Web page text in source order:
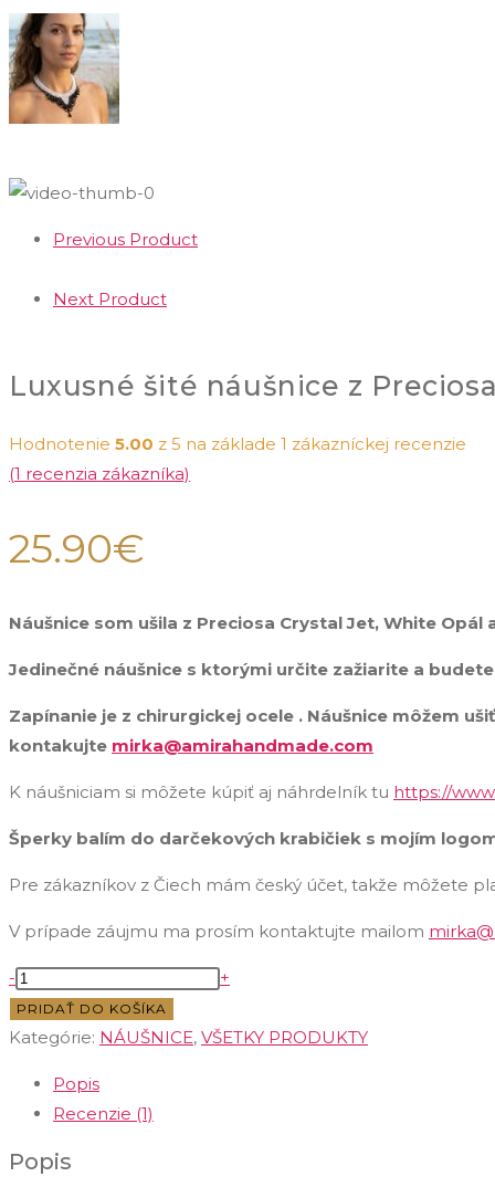
Previous Product
Next Product
Luxusné šité náušnice z
Hodnotenie 5.00 z 5 na základe 1 zákazníckej recenzie
(1 recenzia zákazníka)
25.90€
Náušnice som ušila z Preciosa Crystal Jet, White
Jedinečné náušnice s ktorými určite zažiarite a
Zapínanie je z chirurgickej ocele . Náušnice môžem
kontakujte mirka@amirahandmade.com
K náušniciam si môžete kúpiť aj náhrdelník tu https://
Šperky balím do darčekových krabičiek s mojím
Pre zákazníkov z Čiech mám český účet, takže môžete
V prípade záujmu ma prosím kontaktujte mailom
množstvo
Luxusné
šité
Preciosa
Crystal
- +
PRIDAŤ DO KOŠÍKA
Kategórie: NÁUŠNICE, VŠETKY PRODUKTY
Popis
Recenzie (1)
Popis